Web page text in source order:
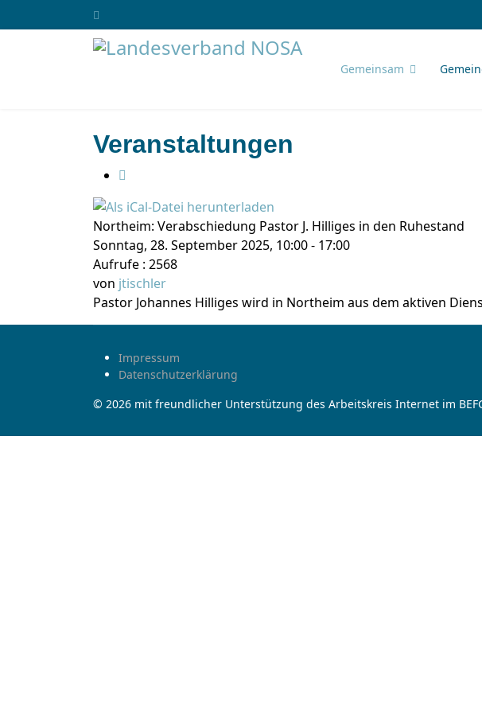
Gemeinsam
Veranstaltungen
Northeim: Verabschiedung Pastor J. Hilliges in den Ruhestand
Sonntag, 28. September 2025, 10:00 - 17:00
Aufrufe : 2568
von jtischler
Pastor Johannes Hilliges wird in Northeim aus dem aktiven
Impressum
Datenschutzerklärung
© 2026 mit freundlicher Unterstützung des Arbeitskreis Internet im